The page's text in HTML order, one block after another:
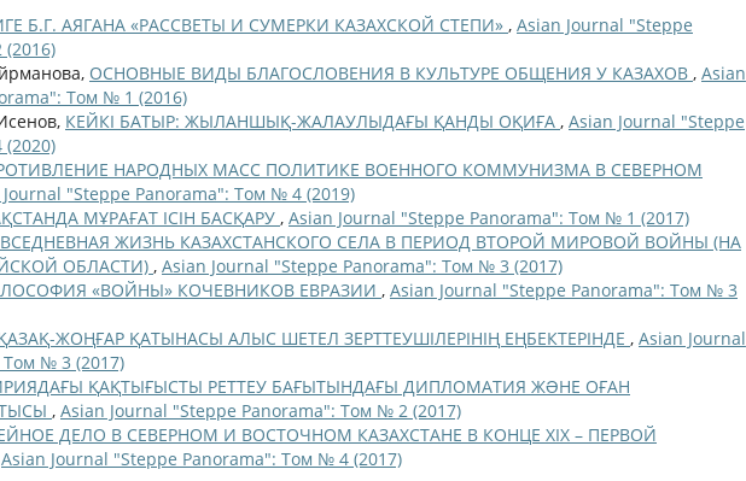
Б.Г. АЯГАНА «РАССВЕТЫ И СУМЕРКИ КАЗАХСКОЙ СТЕПИ» , Asian Journal "Steppe
ОСНОВНЫЕ ВИДЫ БЛАГОСЛОВЕНИЯ В КУЛЬТУРЕ ОБЩЕНИЯ У КАЗАХОВ , Asian
Том № 1 (2016)
КЕЙКІ БАТЫР: ЖЫЛАНШЫҚ-ЖАЛАУЛЫДАҒЫ ҚАНДЫ ОҚИҒА , Asian Journal "Steppe
НАРОДНЫХ МАСС ПОЛИТИКЕ ВОЕННОГО КОММУНИЗМА В СЕВЕРНОМ
"Steppe Panorama": Том № 4 (2019)
МҰРАҒАТ ІСІН БАСҚАРУ , Asian Journal "Steppe Panorama": Том № 1 (2017)
ЖИЗНЬ КАЗАХСТАНСКОГО СЕЛА В ПЕРИОД ВТОРОЙ МИРОВОЙ ВОЙНЫ (НА
ОБЛАСТИ) , Asian Journal "Steppe Panorama": Том № 3 (2017)
«ВОЙНЫ» КОЧЕВНИКОВ ЕВРАЗИИ , Asian Journal "Steppe Panorama": Том № 3
ЖОҢҒАР ҚАТЫНАСЫ АЛЫС ШЕТЕЛ ЗЕРТТЕУШІЛЕРІНІҢ ЕҢБЕКТЕРІНДЕ , Asian Journal
№ 3 (2017)
ҚАҚТЫҒЫСТЫ РЕТТЕУ БАҒЫТЫНДАҒЫ ДИПЛОМАТИЯ ЖƏНЕ ОҒАН
, Asian Journal "Steppe Panorama": Том № 2 (2017)
ДЕЛО В СЕВЕРНОМ И ВОСТОЧНОМ КАЗАХСТАНЕ В КОНЦЕ XIX – ПЕРВОЙ
Asian Journal "Steppe Panorama": Том № 4 (2017)